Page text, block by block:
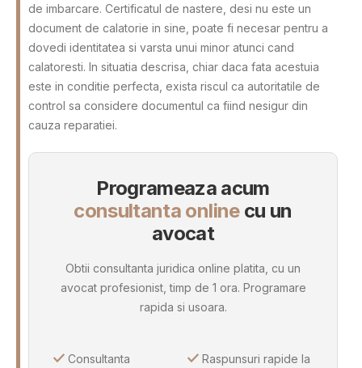
de imbarcare. Certificatul de nastere, desi nu este un
document de calatorie in sine, poate fi necesar pentru a
dovedi identitatea si varsta unui minor atunci cand
calatoresti. In situatia descrisa, chiar daca fata acestuia
este in conditie perfecta, exista riscul ca autoritatile de
control sa considere documentul ca fiind nesigur din
cauza reparatiei.
Programeaza acum
consultanta onlinecu un
avocat
Obtii consultanta juridica online platita, cu un
avocat profesionist, timp de 1 ora. Programare
rapida si usoara.
Consultanta
Raspunsuri rapide la